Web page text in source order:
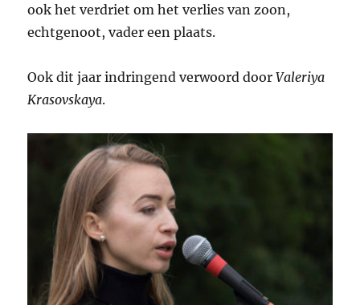
ook het verdriet om het verlies van zoon,
echtgenoot, vader een plaats.
Ook dit jaar indringend verwoord doorValeriya
Krasovskaya.